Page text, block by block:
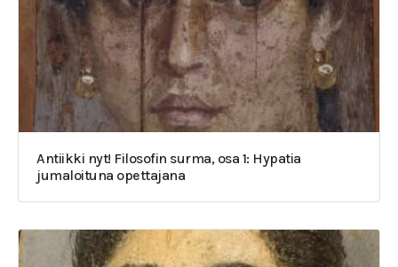
Antiikki nyt! Filosofin surma, osa 1: Hypatia
jumaloituna opettajana